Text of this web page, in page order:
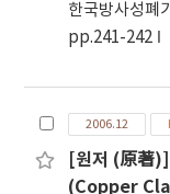
한국방사성폐
pp.241-242
2006.12
[원저 (原著)]
(Copper